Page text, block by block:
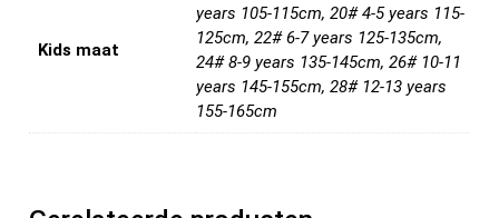
Kids maat
years 105-115cm, 20# 4-5 years 115-
125cm, 22# 6-7 years 125-135cm,
24# 8-9 years 135-145cm, 26# 10-11
years 145-155cm, 28# 12-13 years
155-165cm